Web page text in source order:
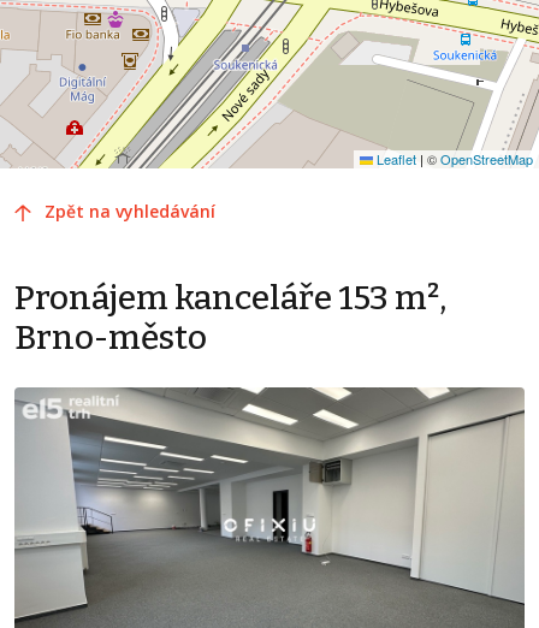
Leaflet | ©OpenStreetMap
Zpět na vyhledávání
Pronájem kanceláře 153 m²,
Brno-město